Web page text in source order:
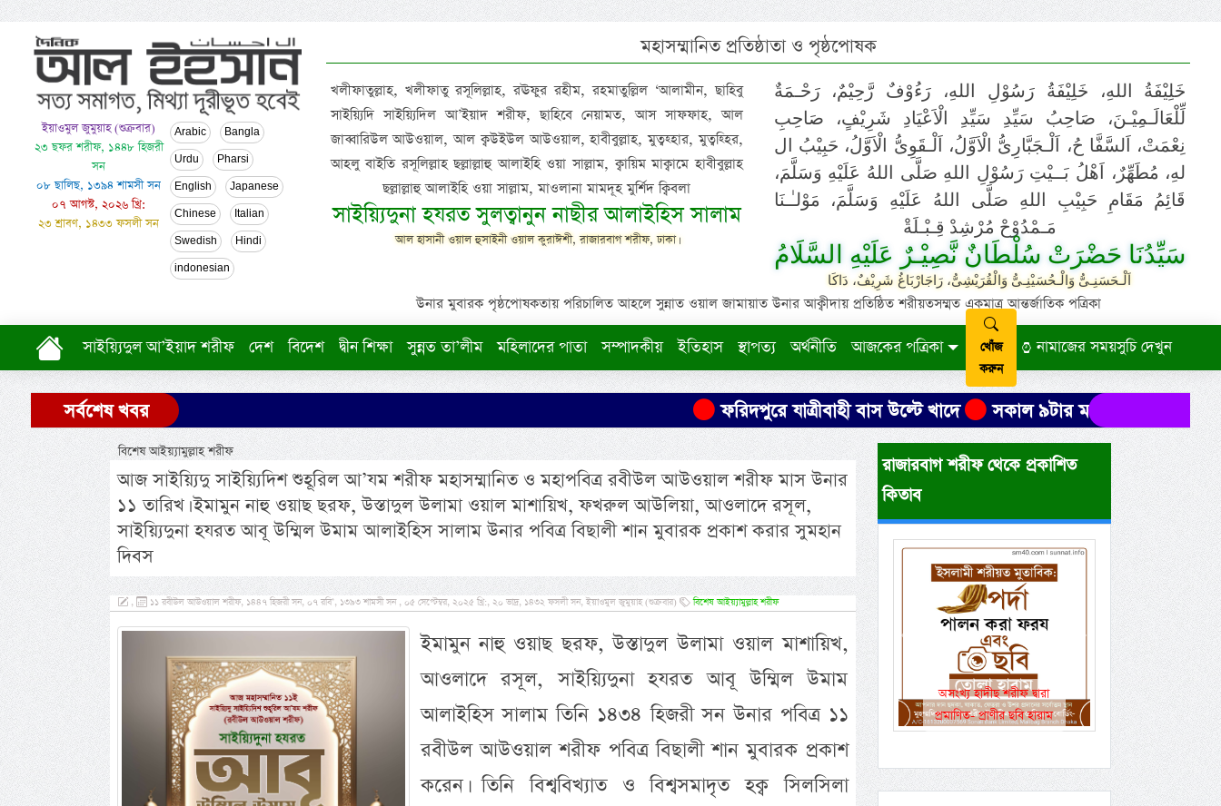
ইয়াওমুল জুমুয়াহ (শুক্রবার)
২৩ ছফর শরীফ, ১৪৪৮ হিজরী
সন
০৮ ছালিছ, ১৩৯৪ শামসী সন
০৭ আগস্ট, ২০২৬ খ্রি:
২৩ শ্রাবণ, ১৪৩৩ ফসলী সন
Arabic Bangla
Urdu Pharsi
English Japanese
Chinese Italian
Swedish Hindi
indonesian
মহাসম্মানিত প্রতিষ্ঠাতা ও পৃষ্ঠপোষক
খলীফাতুল্লাহ, খলীফাতু রসূলিল্লাহ, রঊফুর রহীম, রহমাতুল্লিল ‘আলামীন, ছাহিবু
সাইয়্যিদি সাইয়্যিদিল আ’ইয়াদ শরীফ, ছাহিবে নেয়ামত, আস সাফফাহ, আল
জাব্বারিউল আউওয়াল, আল ক্বউইউল আউওয়াল, হাবীবুল্লাহ, মুত্বহ্হার, মুত্বহ্হির,
আহলু বাইতি রসূলিল্লাহ ছল্লাল্লাহু আলাইহি ওয়া সাল্লাম, ক্বায়িম মাক্বামে হাবীবুল্লাহ
ছল্লাল্লাহু আলাইহি ওয়া সাল্লাম, মাওলানা মামদূহ মুর্শিদ ক্বিবলা
সাইয়্যিদুনা হযরত সুলত্বানুন নাছীর আলাইহিস সালাম
আল হাসানী ওয়াল হুসাইনী ওয়াল কুরাঈশী, রাজারবাগ শরীফ, ঢাকা।
خَلِيْفَةُ اللهِ، خَلِيْفَةُ رَسُوْلِ اللهِ، رَءُوْفٌ رَّحِيْمٌ، رَحْـمَةٌ
لِّلْعَالَـمِيْـنَ، صَاحِبُ سَيِّدِ سَيِّدِ الْاَعْيَادِ شَرِيْفٍ، صَاحِبِ
نِعْمَتْ، اَلسَّفَّا حُ، اَلْـجَبَّارِىُّ الْاَوَّلُ، اَلْـقَوِىُّ الْاَوَّلُ، حَبِيْبُ ال
لهِ، مُطَهِّرٌ، اَهْلُ بَــيْتِ رَسُوْلِ اللهِ صَلَّى اللهُ عَلَيْهِ وَسَلَّمَ،
قَائِمُ مَقَامِ حَبِيْبِ اللهِ صَلَّى اللهُ عَلَيْهِ وَسَلَّمَ، مَوْلـٰـنَا
مَـمْدُوْحْ مُرْشِدْ قِـبْـلَةْ
سَيِّدُنَا حَضْرَتْ سُلْطَانٌ نَّصِيْـرٌ عَلَيْهِ السَّلَامُ
اَلْـحَسَنِـىُّ وَالْـحُسَيْنِـىُّ وَالْقُرَيْشِىُّ، رَاجَارْبَاغُ شَرِيْفٌ، دَاكَا
উনার মুবারক পৃষ্ঠপোষকতায় পরিচালিত আহলে সুন্নাত ওয়াল জামায়াত উনার আক্বীদায় প্রতিষ্ঠিত শরীয়তসম্মত একমাত্র আন্তর্জাতিক পত্রিকা
সাইয়্যিদুল আ’ইয়াদ শরীফ দেশ বিদেশ দ্বীন শিক্ষা সুন্নত তা’লীম মহিলাদের পাতা সম্পাদকীয় ইতিহাস স্থাপত্য অর্থনীতি আজকের পত্রিকা
খোঁজ
করুন
নামাজের সময়সুচি দেখুন
সর্বশেষ খবর ফরিদপুরে যাত্রীবাহী বাস উল্টে খাদে সকাল ৯টার মধ্যে যেসব জেলায় ৬০ কিমি
বিশেষ আইয়্যামুল্লাহ শরীফ
আজ সাইয়্যিদু সাইয়্যিদিশ শুহূরিল আ’যম শরীফ মহাসম্মানিত ও মহাপবিত্র রবীউল আউওয়াল শরীফ মাস উনার
১১ তারিখ। ইমামুন নাহু ওয়াছ ছরফ, উস্তাদুল উলামা ওয়াল মাশায়িখ, ফখরুল আউলিয়া, আওলাদে রসূল,
সাইয়্যিদুনা হযরত আবূ উম্মিল উমাম আলাইহিস সালাম উনার পবিত্র বিছালী শান মুবারক প্রকাশ করার সুমহান
দিবস
, ১১ রবীউল আউওয়াল শরীফ, ১৪৪৭ হিজরী সন, ০৭ রবি’, ১৩৯৩ শামসী সন , ০৫ সেপ্টেম্বর, ২০২৫ খ্রি:, ২০ ভাদ্র, ১৪৩২ ফসলী সন, ইয়াওমুল জুমুয়াহ (শুক্রবার) বিশেষ আইয়্যামুল্লাহ শরীফ
ইমামুন নাহু ওয়াছ ছরফ, উস্তাদুল উলামা ওয়াল মাশায়িখ,
আওলাদে রসূল, সাইয়্যিদুনা হযরত আবূ উম্মিল উমাম
আলাইহিস সালাম তিনি ১৪৩৪ হিজরী সন উনার পবিত্র ১১
রবীউল আউওয়াল শরীফ পবিত্র বিছালী শান মুবারক প্রকাশ
করেন। তিনি বিশ্ববিখ্যাত ও বিশ্বসমাদৃত হক্ব সিলসিলা
রাজারবাগ শরীফ থেকে প্রকাশিত
কিতাব
একই রানওয়েতে সামরিক-
বেসামরিক ফ্লাইট!